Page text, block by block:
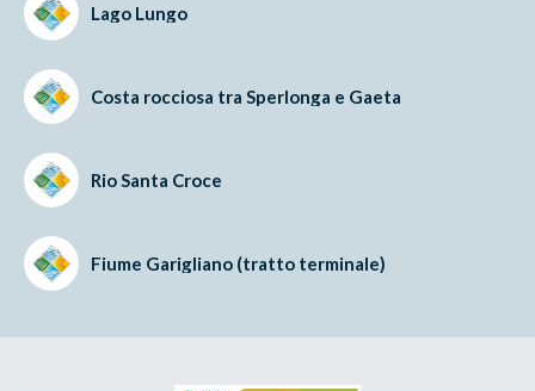
Lago Lungo
Costa rocciosa tra Sperlonga e Gaeta
Rio Santa Croce
Fiume Garigliano (tratto terminale)